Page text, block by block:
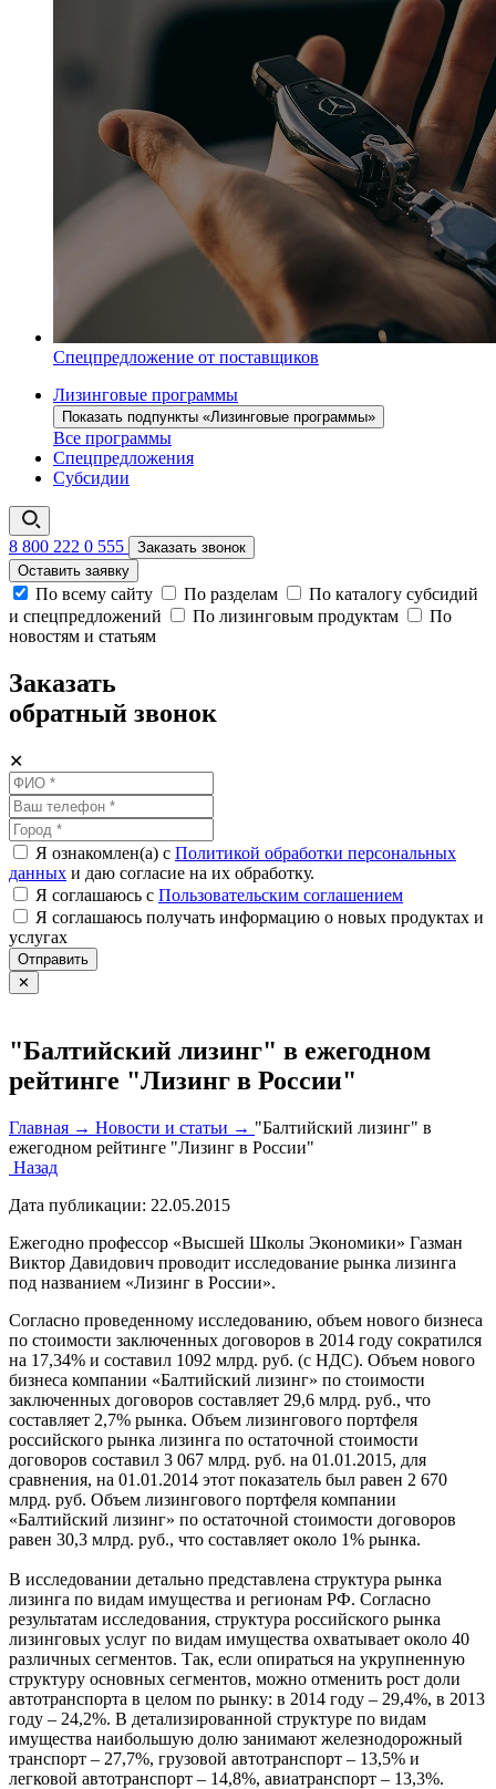
Спецпредложение от поставщиков
Лизинговые программы
Показать подпункты «Лизинговые программы»
Все программы
Спецпредложения
Субсидии
8 800 222 0 555
Заказать звонок
Оставить заявку
По всему сайту По разделам
По каталогу субсидий
и спецпредложений
По лизинговым продуктам
По
новостям и статьям
Заказать
обратный звонок
✕
Я ознакомлен(а) с Политикой обработки персональных
данных и даю согласие на их обработку.
Я соглашаюсь c Пользовательским соглашением
Я соглашаюсь получать информацию о новых продуктах и
услугах
Отправить
✕
"Балтийский лизинг" в ежегодном
рейтинге "Лизинг в России"
Главная → Новости и статьи → "Балтийский лизинг" в
ежегодном рейтинге "Лизинг в России"
Назад
Дата публикации: 22.05.2015
Ежегодно профессор «Высшей Школы Экономики» Газман
Виктор Давидович проводит исследование рынка лизинга
под названием «Лизинг в России».
Согласно проведенному исследованию, объем нового бизнеса
по стоимости заключенных договоров в 2014 году сократился
на 17,34% и составил 1092 млрд. руб. (с НДС). Объем нового
бизнеса компании «Балтийский лизинг» по стоимости
заключенных договоров составляет 29,6 млрд. руб., что
составляет 2,7% рынка. Объем лизингового портфеля
российского рынка лизинга по остаточной стоимости
договоров составил 3 067 млрд. руб. на 01.01.2015, для
сравнения, на 01.01.2014 этот показатель был равен 2 670
млрд. руб. Объем лизингового портфеля компании
«Балтийский лизинг» по остаточной стоимости договоров
равен 30,3 млрд. руб., что составляет около 1% рынка.
В исследовании детально представлена структура рынка
лизинга по видам имущества и регионам РФ. Согласно
результатам исследования, структура российского рынка
лизинговых услуг по видам имущества охватывает около 40
различных сегментов. Так, если опираться на укрупненную
структуру основных сегментов, можно отменить рост доли
автотранспорта в целом по рынку: в 2014 году – 29,4%, в 2013
году – 24,2%. В детализированной структуре по видам
имущества наибольшую долю занимают железнодорожный
транспорт – 27,7%, грузовой автотранспорт – 13,5% и
легковой автотранспорт – 14,8%, авиатранспорт – 13,3%.